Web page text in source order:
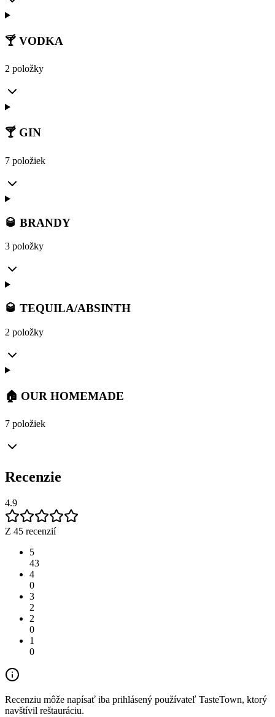
🍸 VODKA
2 položky
🍸 GIN
7 položiek
🥃 BRANDY
3 položky
🥃 TEQUILA/ABSINTH
2 položky
🏠 OUR HOMEMADE
7 položiek
Recenzie
4.9
Z 45 recenzií
5
43
4
0
3
2
2
0
1
0
Recenziu môže napísať iba prihlásený používateľ TasteTown, ktorý
navštívil reštauráciu.